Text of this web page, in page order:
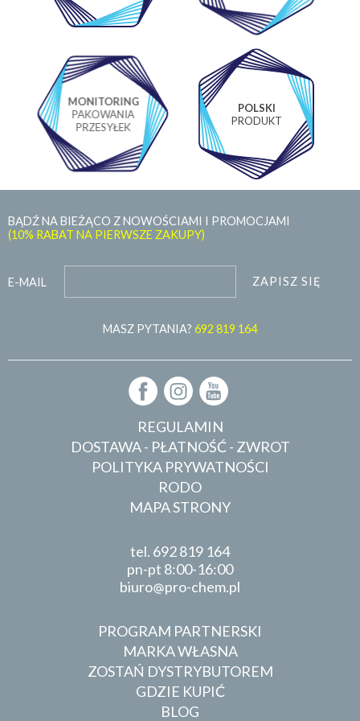
MONITORING
PAKOWANIA
PRZESYŁEK
POLSKI
PRODUKT
BĄDŹ NA BIEŻĄCO Z NOWOŚCIAMI I PROMOCJAMI
(10% RABAT NA PIERWSZE ZAKUPY)
E-MAIL ZAPISZ SIĘ
MASZ PYTANIA? 692 819 164
REGULAMIN
DOSTAWA - PŁATNOŚĆ - ZWROT
POLITYKA PRYWATNOŚCI
RODO
MAPA STRONY
tel. 692 819 164
pn-pt 8:00-16:00
biuro
pro-chem.pl
PROGRAM PARTNERSKI
MARKA WŁASNA
ZOSTAŃ DYSTRYBUTOREM
GDZIE KUPIĆ
BLOG